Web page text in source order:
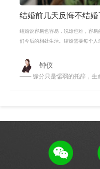
结婚前几天反悔不结婚
结婚说容易也容易，说难也难，容
们今后的相处生活。结婚需要每个
钟仪
—— 缘分只是懦弱的托辞，生